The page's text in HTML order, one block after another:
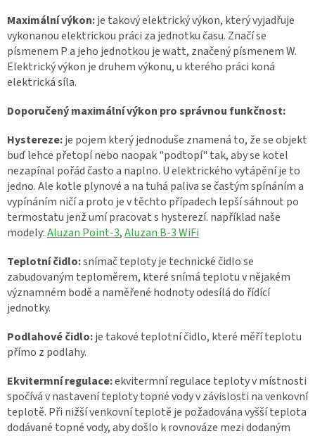
Maximální výkon:je takový elektrický výkon, který vyjadřuje
vykonanou elektrickou práci za jednotku času. Značí se
písmenem P a jeho jednotkou je watt, značený písmenem W.
Elektrický výkon je druhem výkonu, u kterého práci koná
elektrická síla.
Doporučený maximální výkon pro správnou funkčnost:
Hystereze:je pojem který jednoduše znamená to, že se objekt
buď lehce přetopí nebo naopak "podtopí" tak, aby se kotel
nezapínal pořád často a naplno. U elektrického vytápění je to
jedno. Ale kotle plynové a na tuhá paliva se častým spínáním a
vypínáním ničí a proto je v těchto případech lepší sáhnout po
termostatu jenž umí pracovat s hysterezí. například naše
modely:Aluzan Point-3,Aluzan B-3 WiFi
Teplotní čidlo:snímač teploty je technické čidlo se
zabudovaným teploměrem, které snímá teplotu v nějakém
významném bodě a naměřené hodnoty odesílá do řídící
jednotky.
Podlahové čidlo:je takové teplotní čidlo, které měří teplotu
přímo z podlahy.
Ekvitermní regulace:ekvitermní regulace teploty v místnosti
spočívá v nastavení teploty topné vody v závislosti na venkovní
teplotě. Při nižší venkovní teplotě je požadována vyšší teplota
dodávané topné vody, aby došlo k rovnováze mezi dodaným